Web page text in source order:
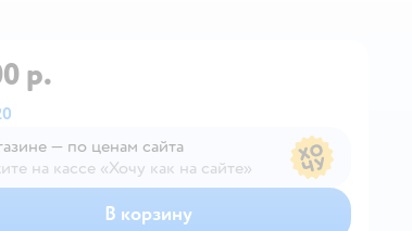
р.
— по ценам сайта
на кассе «Хочу как на сайте»
— по ценам сайта
В корзину